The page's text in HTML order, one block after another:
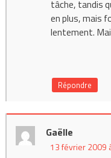
tâche, tandis
en plus, mais
lentement.
Répondre
Gaëlle
13 février 2009